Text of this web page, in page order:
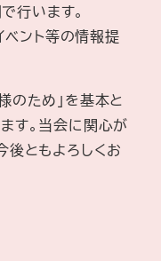
行います。
ント等の情報提
のため」を基本と
す。当会に関心が
後ともよろしくお